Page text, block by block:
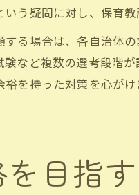
う疑問に対し、保育
る場合は、各自治体
など複数の選考段階
を持った対策を心がけ
目指